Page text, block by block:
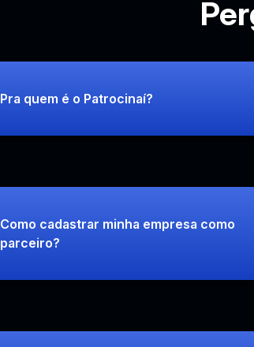
Pra quem é o Patrocinaí?
Como cadastrar minha empresa como
parceiro?